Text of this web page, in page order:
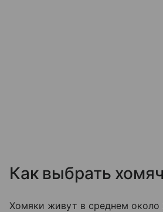
Как выбрать
Хомяки живут в среднем около